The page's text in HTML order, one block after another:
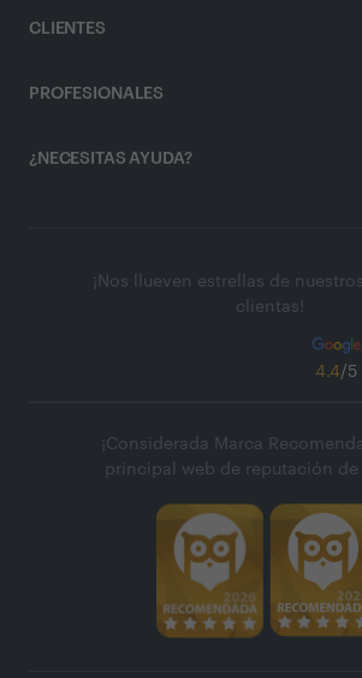
CLIENTES
PROFESIONALES
¿NECESITAS AYUDA?
¡Nos llueven estrellas de
clientas!
4.4/5
¡Considerada Marca
principal web de reputación de